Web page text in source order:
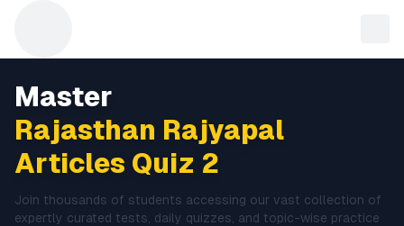
Master
Rajasthan Rajyapal
Articles Quiz 2
Join thousands of students accessing our vast collection of
expertly curated tests, daily quizzes, and topic-wise practice